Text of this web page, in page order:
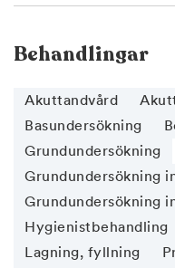
Behandlingar
Akuttandvård
Basundersökning
Grundundersökning
Grundundersökning
Grundundersökning
Hygienistbehandling
Lagning, fyllning